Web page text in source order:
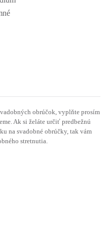
obrúčok, vyplňte prosím
Ak si želáte určiť predbežnú
na svadobné obrúčky, tak vám
stretnutia.